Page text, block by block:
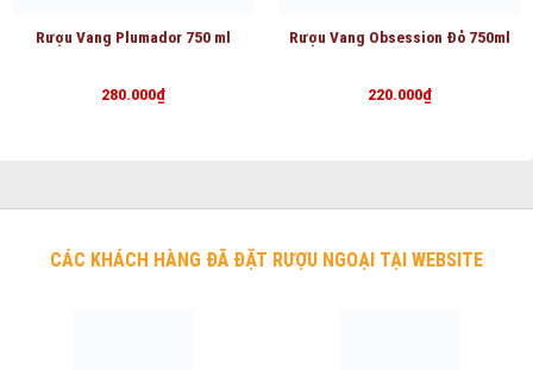
Rượu Vang Plumador 750 ml
280.000₫
Rượu Vang Obsession Đỏ 750ml
220.000₫
CÁC KHÁCH HÀNG ĐÃ ĐẶT RƯỢU NGOẠI TẠI WEBSITE